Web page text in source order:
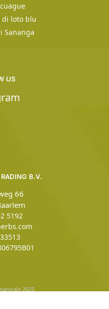
di loto blu
Sananga
B.V.
66
5192
US
2025